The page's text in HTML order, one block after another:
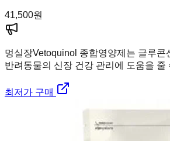
41,500원
멍실장Vetoquinol 종합영양제는 글루콘
반려동물의 신장 건강 관리에 도움을 줄
최저가 구매